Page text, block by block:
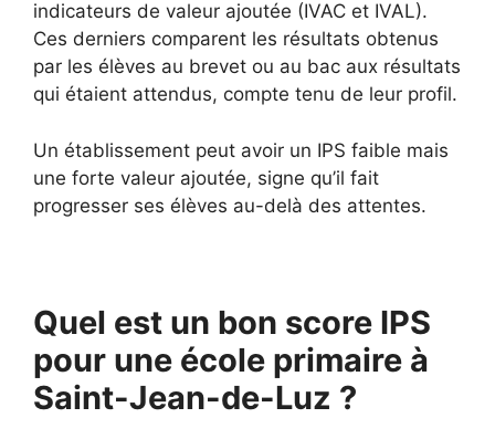
indicateurs de valeur ajoutée (IVAC et IVAL).
Ces derniers comparent les résultats obtenus
par les élèves au brevet ou au bac aux résultats
qui étaient attendus, compte tenu de leur profil.
Un établissement peut avoir un IPS faible mais
une forte valeur ajoutée, signe qu’il fait
progresser ses élèves au-delà des attentes.
Quel est un bon score IPS
pour une école primaire à
Saint-Jean-de-Luz ?